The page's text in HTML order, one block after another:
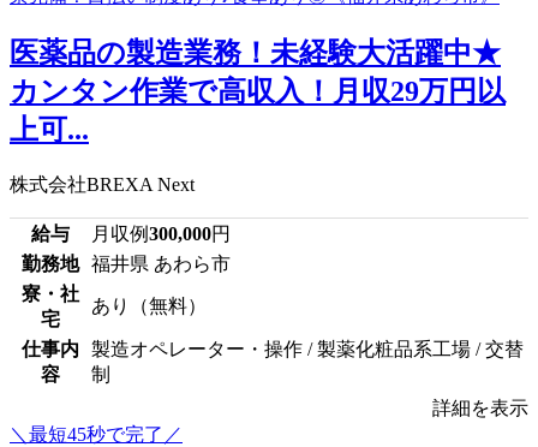
医薬品の製造業務！未経験大活躍中★
カンタン作業で高収入！月収29万円以
上可...
株式会社BREXA Next
給与 月収例300,000円
勤務地
福井県 あわら市
寮・社
宅
あり（無料）
仕事内
容
製造オペレーター・操作 / 製薬化粧品系工場 / 交替
制
詳細を表示
＼最短45秒で完了／